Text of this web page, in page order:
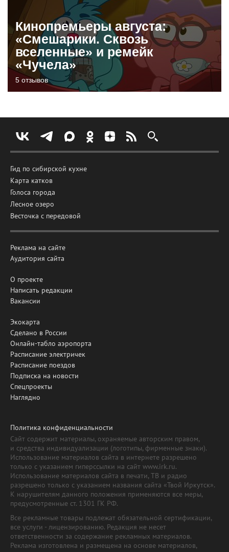
Кинопремьеры августа:
«Смешарики. Сквозь
вселенные» и ремейк
«Чучела»
5 отзывов
Гид по сибирской кухне
Карта катков
Голоса города
Лесное озеро
Весточка с передовой
Реклама на сайте
Аудитория сайта
О проекте
Написать редакции
Вакансии
Экокарта
Сделано в России
Онлайн-табло аэропорта
Расписание электричек
Расписание поездов
Подписка на новости
Спецпроекты
Наглядно
Политика конфиденциальности
Сайт содержит материалы, охраняемые авторским правом,
и средства индивидуализации (логотипы, фирменные знаки).
Использование материалов сайта в интернете разрешено
только с указанием гиперссылки на сайт www.irk.ru.
Использование материалов сайта в печати, ТВ и радио
разрешено только с указанием названия сайта «Твой Иркутск».
К нарушителям данного положения применяются все меры,
предусмотренные ст. 1301 ГК РФ.
Все рекламные товары подлежат обязательной сертификации,
все услуги - лицензированию. Редакция не несет
ответственности за содержание рекламных материалов.
Реклама изготовлена и размещена на основе материалов,